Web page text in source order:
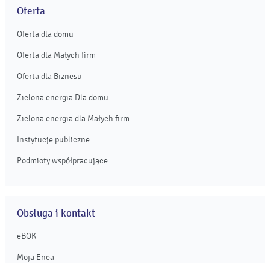
Oferta
Oferta dla domu
Oferta dla Małych firm
Oferta dla Biznesu
Zielona energia Dla domu
Zielona energia dla Małych firm
Instytucje publiczne
Podmioty współpracujące
Obsługa i kontakt
eBOK
Moja Enea